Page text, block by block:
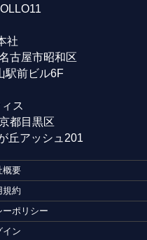
社
古屋市昭和区
駅前ビル6F
ス
都目黒区
丘アッシュ201
概要
規約
ーポリシー
イン